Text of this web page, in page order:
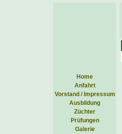
Home
Anfahrt
Vorstand / Impressum
Ausbildung
Züchter
Prüfungen
Galerie